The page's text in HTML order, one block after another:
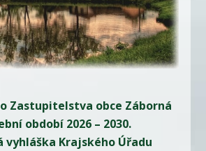
Zastupitelstva obce Záborná
období 2026 – 2030.
vyhláška Krajského Úřadu